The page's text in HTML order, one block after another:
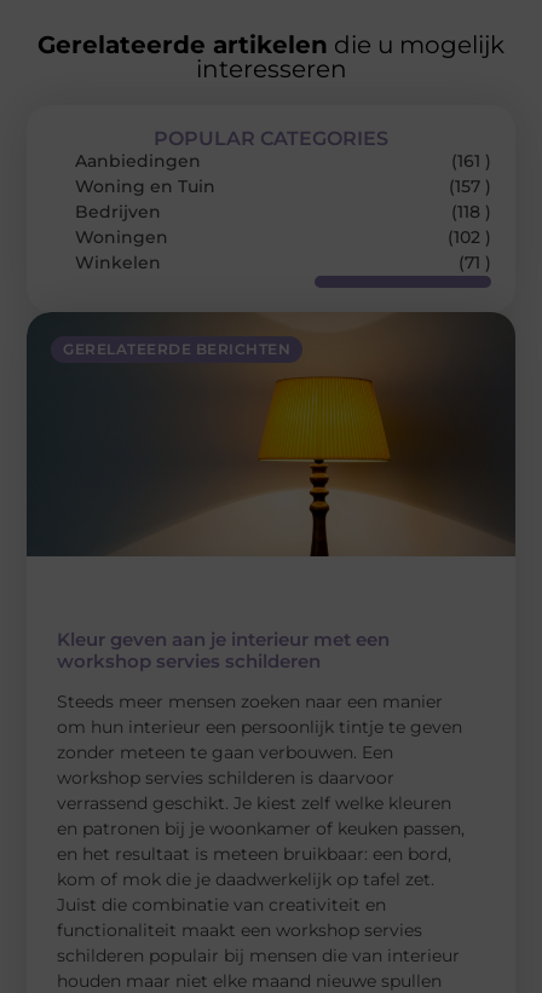
Gerelateerde artikelen die u mogelijk
interesseren
GERELATEERDE BERICHTEN
Kleur geven aan je interieur met een
workshop servies schilderen
Steeds meer mensen zoeken naar een manier
om hun interieur een persoonlijk tintje te geven
zonder meteen te gaan verbouwen. Een
workshop servies schilderen is daarvoor
verrassend geschikt. Je kiest zelf welke kleuren
en patronen bij je woonkamer of keuken passen,
en het resultaat is meteen bruikbaar: een bord,
kom of mok die je daadwerkelijk op tafel zet.
Juist die combinatie van creativiteit en
functionaliteit maakt een workshop servies
schilderen populair bij mensen die van interieur
houden maar niet elke maand nieuwe spullen
POPULAR CATEGORIES
Aanbiedingen
(161 )
Woning en Tuin
(157 )
Bedrijven
(118 )
Woningen
(102 )
Winkelen
(71 )